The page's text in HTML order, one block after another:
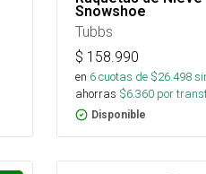
Snowshoe
Tubbs
$ 158.990
en 6cuotas de $26.498
ahorras $6.360 por
Disponible